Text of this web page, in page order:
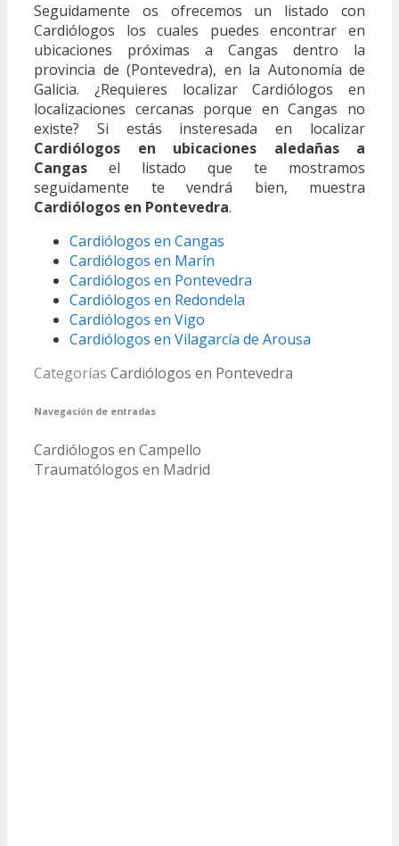
Seguidamente os ofrecemos un listado con
Cardiólogos los cuales puedes encontrar en
ubicaciones próximas a Cangas dentro la
provincia de (Pontevedra), en la Autonomía de
Galicia. ¿Requieres localizar Cardiólogos en
localizaciones cercanas porque en Cangas no
existe? Si estás insteresada en localizar
Cardiólogos en ubicaciones aledañas a
Cangas el listado que te mostramos
seguidamente te vendrá bien, muestra
Cardiólogos en Pontevedra.
Cardiólogos en Cangas
Cardiólogos en Marín
Cardiólogos en Pontevedra
Cardiólogos en Redondela
Cardiólogos en Vigo
Cardiólogos en Vilagarcía de Arousa
Categorías Cardiólogos en Pontevedra
Navegación de entradas
Cardiólogos en Campello
Traumatólogos en Madrid